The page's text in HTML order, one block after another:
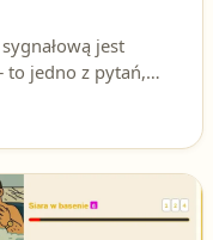
jest
to jedno z pytań,
i podstawę